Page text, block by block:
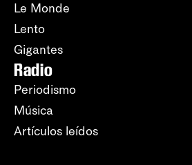
Le Monde
Lento
Gigantes
Radio
Periodismo
Música
Artículos leídos